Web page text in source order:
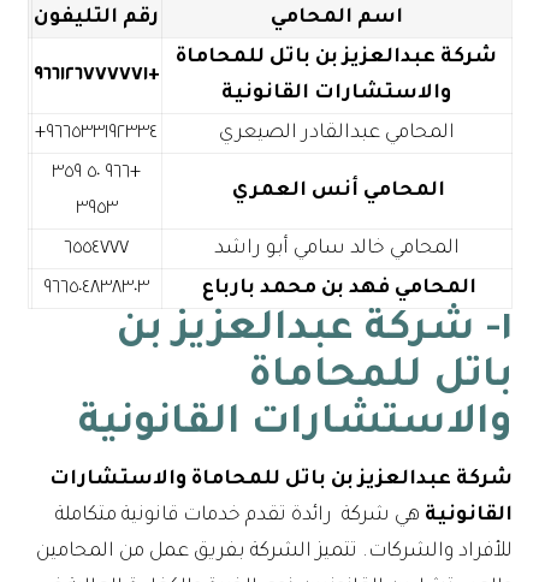
اسم المحامي
رقم التليفون
شركة عبدالعزيز بن باتل للمحاماة
والاستشارات القانونية
+٩٦٦١٢٦٧٧٧٧٧١
المحامي عبدالقادر الصيعري
المحامي أنس العمري
+٩٦٦ ٥٠ ٣٥٩
٣٩٥٣
المحامي خالد سامي أبو راشد
٦٥٥٤٧٧٧
المحامي فهد بن محمد بارباع
٩٦٦٥٠٤٨٣٨٣٠٣
١- شركة عبدالعزيز بن
باتل للمحاماة
والاستشارات القانونية
شركة عبدالعزيز بن باتل للمحاماة والاستشارات
القانونية هي شركة رائدة تقدم خدمات قانونية متكاملة
للأفراد والشركات. تتميز الشركة بفريق عمل من المحامين